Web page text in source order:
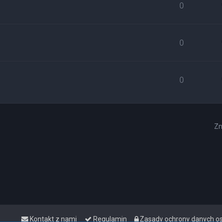
0
0
0
Zasady ochrony danych
Regulamin
Kontakt z nami